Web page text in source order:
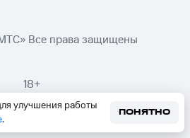
улучшения работы
.
ПОНЯТНО
Все права защищены
18+